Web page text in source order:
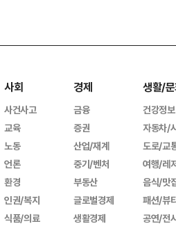
사회
사건사고
교육
노동
언론
환경
인권/복지
식품/의료
경제
금융
증권
산업/재계
중기/벤처
부동산
글로벌경제
생활경제
생활/
건강정보
자동차/
도로/교
여행/레
음식/맛
패션/뷰
공연/전